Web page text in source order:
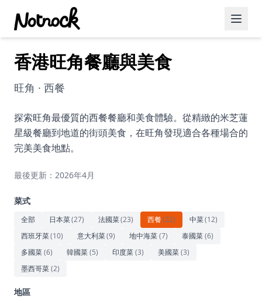
精選活動
博客文章
約會好去處
美食佳餚
藝術文化
休閒
音樂
香港旺角餐廳與美食
旺角 · 西餐
探索旺角最優質的西餐餐廳和美食體驗。從精緻的米芝蓮
星級餐廳到地道的街頭美食，在旺角發現適合各種場合的
完美美食地點。
最後更新：2026年4月
菜式
全部 日本菜(27) 法國菜(23) 西餐(22) 中菜(12)
西班牙菜(10) 意大利菜(9) 地中海菜(7) 泰國菜(6)
多國菜(6) 韓國菜(5) 印度菜(3) 美國菜(3)
墨西哥菜(2)
地區